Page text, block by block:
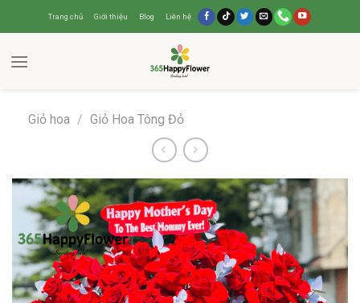
Trang chủ Giới thiệu Blog Liên hệ
Giỏ hoa / Giỏ Hoa Tông Đỏ